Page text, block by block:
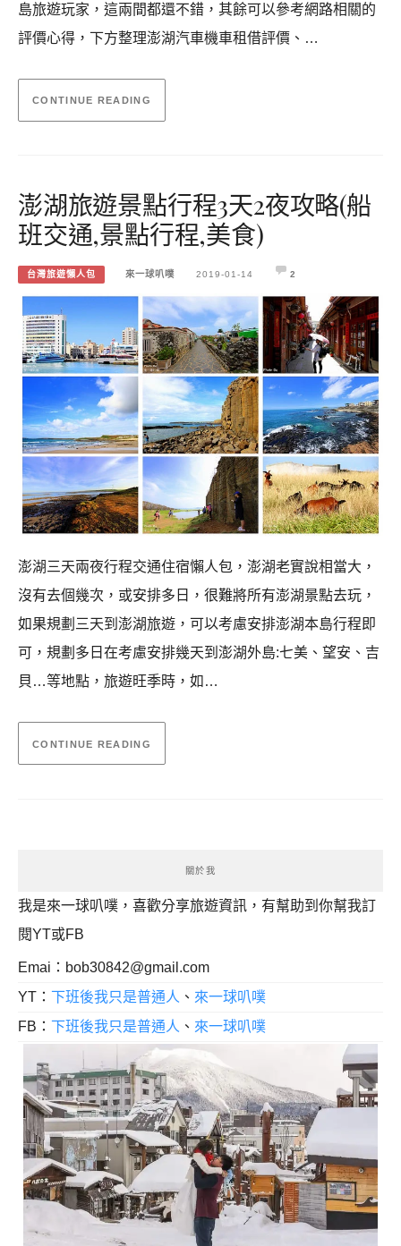
島旅遊玩家，這兩間都還不錯，其餘可以參考網路相關的
評價心得，下方整理澎湖汽車機車租借評價、…
CONTINUE READING
澎湖旅遊景點行程3天2夜攻略(船
班交通,景點行程,美食)
台灣旅遊懶人包 來一球叭噗 2019-01-14 2
澎湖三天兩夜行程交通住宿懶人包，澎湖老實說相當大，
沒有去個幾次，或安排多日，很難將所有澎湖景點去玩，
如果規劃三天到澎湖旅遊，可以考慮安排澎湖本島行程即
可，規劃多日在考慮安排幾天到澎湖外島:七美、望安、吉
貝…等地點，旅遊旺季時，如…
CONTINUE READING
關於我
我是來一球叭噗，喜歡分享旅遊資訊，有幫助到你幫我訂
閱YT或FB
Emai： bob30842@gmail.com
YT： 下班後我只是普通人 、 來一球叭噗
FB： 下班後我只是普通人 、 來一球叭噗